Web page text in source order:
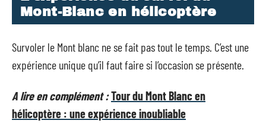
Mont-Blanc en hélicoptère
Survoler le Mont blanc ne se fait pas tout le temps. C’est une
expérience unique qu’il faut faire si l’occasion se présente.
A lire en complément :Tour du Mont Blanc en
hélicoptère : une expérience inoubliable